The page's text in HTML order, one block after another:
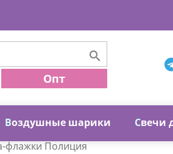
Воздушные шарики Свечи

Опт
флажки Полиция